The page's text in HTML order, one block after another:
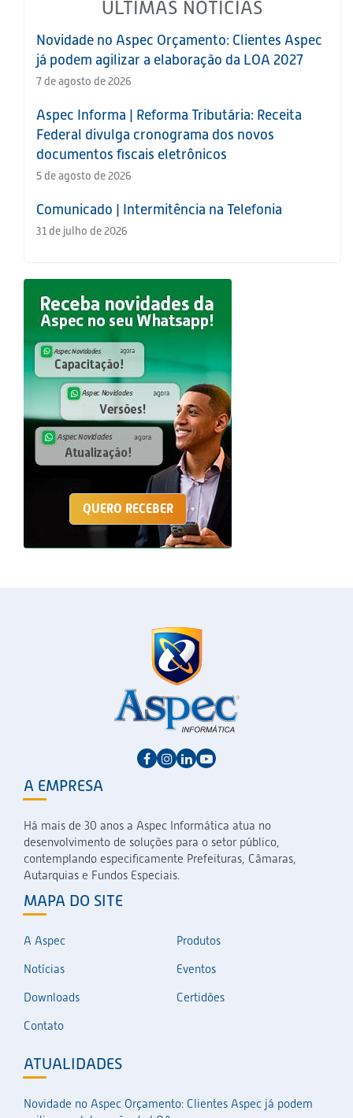
ÚLTIMAS NOTÍCIAS
Novidade no Aspec Orçamento: Clientes Aspec
já podem agilizar a elaboração da LOA 2027
7 de agosto de 2026
Aspec Informa | Reforma Tributária: Receita
Federal divulga cronograma dos novos
documentos fiscais eletrônicos
5 de agosto de 2026
Comunicado | Intermitência na Telefonia
31 de julho de 2026
QUERO RECEBER
A EMPRESA
Há mais de 30 anos a Aspec Informática atua no
desenvolvimento de soluções para o setor público,
contemplando especificamente Prefeituras, Câmaras,
Autarquias e Fundos Especiais.
MAPA DO SITE
A Aspec
Produtos
Notícias
Eventos
Downloads
Certidões
Contato
ATUALIDADES
Novidade no Aspec Orçamento: Clientes Aspec já podem